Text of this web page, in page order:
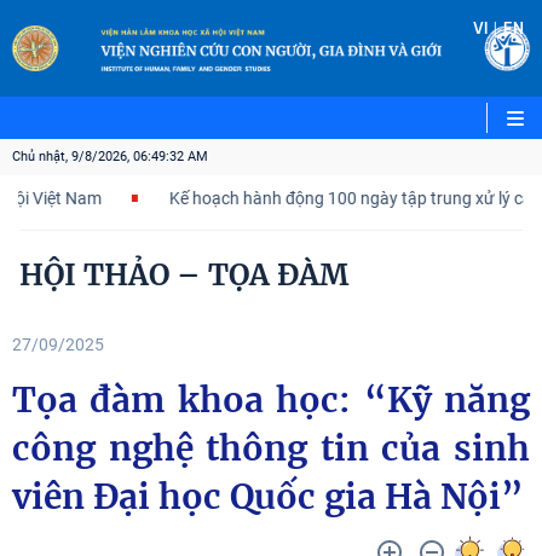
VI |EN
Chủ nhật, 9/8/2026, 06:49:34 AM
Kế hoạch hành động 100 ngày tập trung xử lý các điểm
HỘI THẢO – TỌA ĐÀM
27/09/2025
Tọa đàm khoa học: “Kỹ năng
công nghệ thông tin của sinh
viên Đại học Quốc gia Hà Nội”